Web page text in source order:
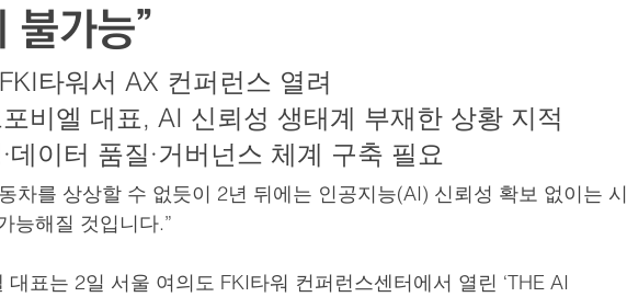
불가능”
타워서 AX 컨퍼런스 열려
비엘 대표, AI 신뢰성 생태계 부재한 상황 지적
데이터 품질·거버넌스 체계 구축 필요
차를 상상할 수 없듯이 2년 뒤에는 인공지능(AI) 신뢰성 확보 없이는 시
능해질 것입니다.”
대표는 2일 서울 여의도 FKI타워 컨퍼런스센터에서 열린 ‘THE AI